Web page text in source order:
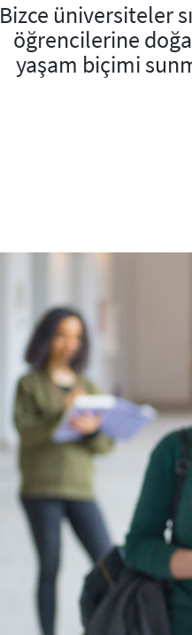
Bizce üniversiteler
öğrencilerine
yaşam biçimi